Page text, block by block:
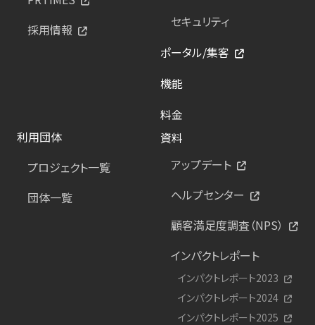
採用情報
セキュリティ
ポータル/集客
機能
料金
利用団体
プロジェクト一覧
団体一覧
資料
アップデート
ヘルプセンター
顧客満足度調査（NPS）
インパクトレポート
インパクトレポート2023
インパクトレポート2024
インパクトレポート2025